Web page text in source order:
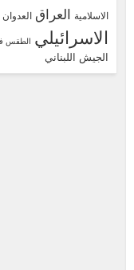
الاسلامية العراق
الاسرائيلي الطقس
الجيش اللبناني